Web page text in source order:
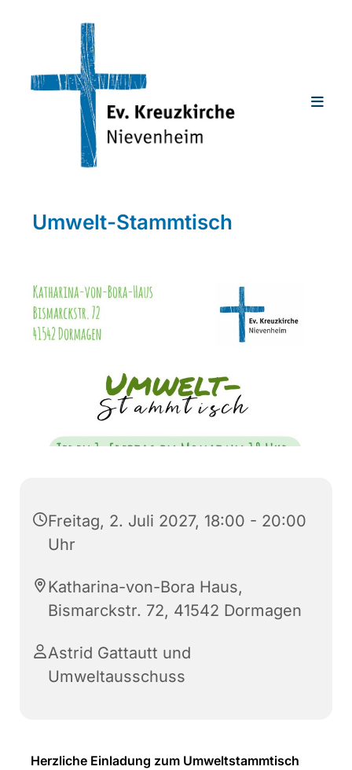
Umwelt-Stammtisch
Freitag, 2. Juli 2027, 18:00 - 20:00
Uhr
Katharina-von-Bora Haus,
Bismarckstr. 72, 41542 Dormagen
Astrid Gattautt und
Umweltausschuss
Herzliche Einladung zum Umweltstammtisch